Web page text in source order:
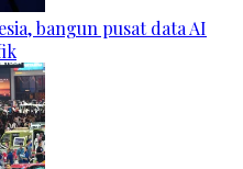
bangun pusat data AI